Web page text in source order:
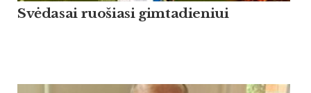
Svėdasai ruošiasi gimtadieniui